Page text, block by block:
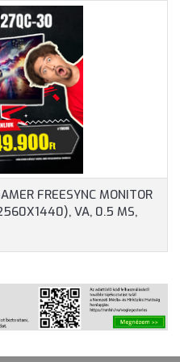
HDMI, VGA, 3 ÉV
GARANCIA, FEKETE
SZÍNBEN
FREESYNC MONITOR
VA, 0.5 MS,
SZÍNBEN